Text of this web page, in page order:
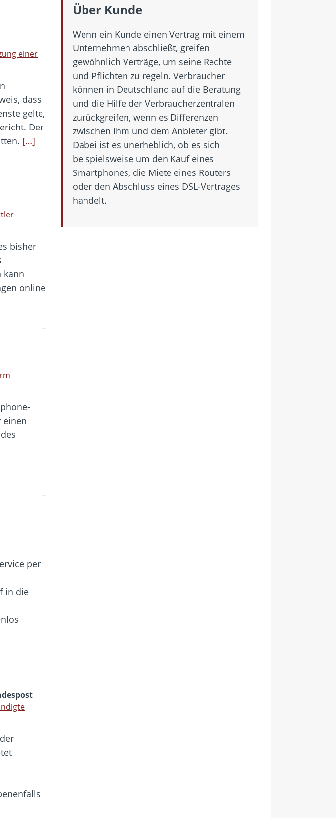
– Hunderttausende Opfer
Apple
einer
dass
gelte,
Der
[…]
bisher
kann
online
einen
per
in die
Über Kunde
Wenn ein Kunde einen Vertrag mit einem
Unternehmen abschließt, greifen
gewöhnlich Verträge, um seine Rechte
und Pflichten zu regeln. Verbraucher
können in Deutschland auf die Beratung
und die Hilfe der Verbraucherzentralen
zurückgreifen, wenn es Differenzen
zwischen ihm und dem Anbieter gibt.
Dabei ist es unerheblich, ob es sich
beispielsweise um den Kauf eines
Smartphones, die Miete eines Routers
oder den Abschluss eines DSL-Vertrages
handelt.